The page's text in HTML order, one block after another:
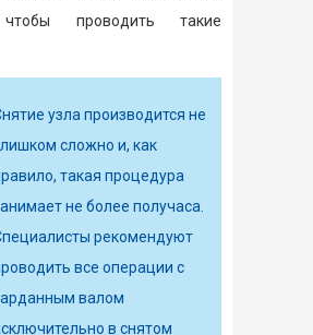
проводить такие
узла производится не
сложно и, как
такая процедура
не более получаса.
рекомендуют
все операции с
валом
в снятом